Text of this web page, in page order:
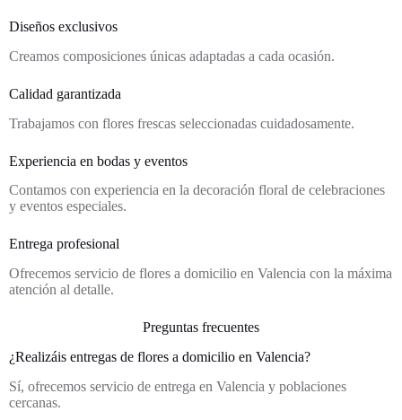
Diseños exclusivos
Creamos composiciones únicas adaptadas a cada ocasión.
Calidad garantizada
Trabajamos con flores frescas seleccionadas cuidadosamente.
Experiencia en bodas y eventos
Contamos con experiencia en la decoración floral de celebraciones
y eventos especiales.
Entrega profesional
Ofrecemos servicio de flores a domicilio en Valencia con la máxima
atención al detalle.
Preguntas frecuentes
¿Realizáis entregas de flores a domicilio en Valencia?
Sí, ofrecemos servicio de entrega en Valencia y poblaciones
cercanas.